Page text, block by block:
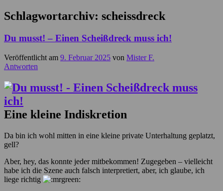
Schlagwortarchiv: scheissdreck
Du musst! – Einen Scheißdreck muss ich!
Veröffentlicht am 9. Februar 2025 von Mister F.
Antworten
Eine kleine Indiskretion
Da bin ich wohl mitten in eine kleine private Unterhaltung geplatzt,
gell?
Aber, hey, das konnte jeder mitbekommen! Zugegeben – vielleicht
habe ich die Szene auch falsch interpretiert, aber, ich glaube, ich
liege richtig